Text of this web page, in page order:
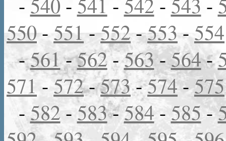
550- 551 -552-553-554
-561-562-563-564-
571 - 572-573-574-575
-582- 583-584- 585-